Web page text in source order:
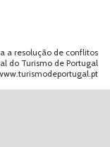
a resolução de conflitos
do Turismo de Portugal